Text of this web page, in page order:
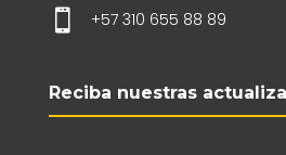
 +57 310 655 88 89
Reciba nuestras